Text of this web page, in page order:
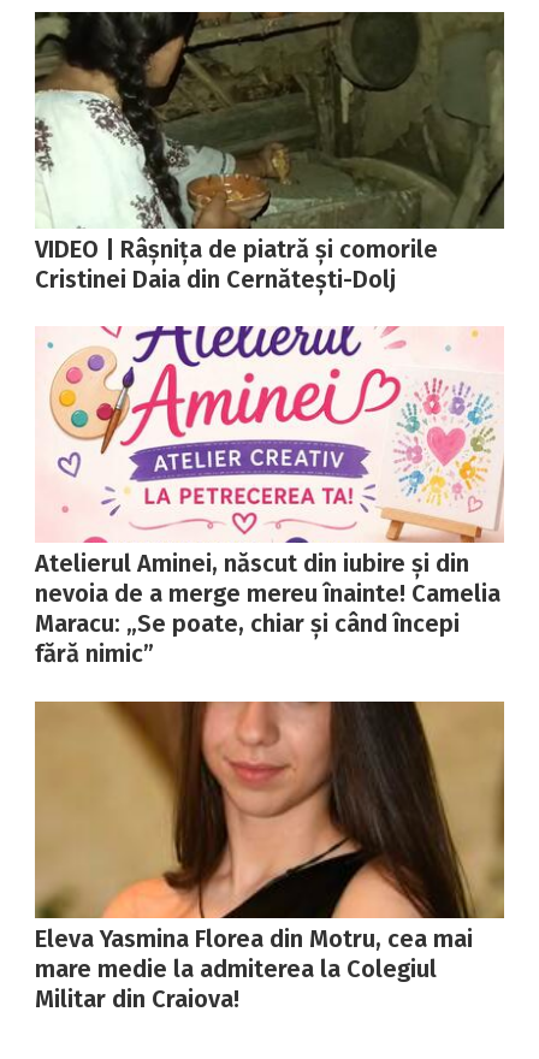
VIDEO | Râșnița de piatră și comorile
Cristinei Daia din Cernătești-Dolj
Atelierul Aminei, născut din iubire și din
nevoia de a merge mereu înainte! Camelia
Maracu: „Se poate, chiar și când începi
fără nimic”
Eleva Yasmina Florea din Motru, cea mai
mare medie la admiterea la Colegiul
Militar din Craiova!